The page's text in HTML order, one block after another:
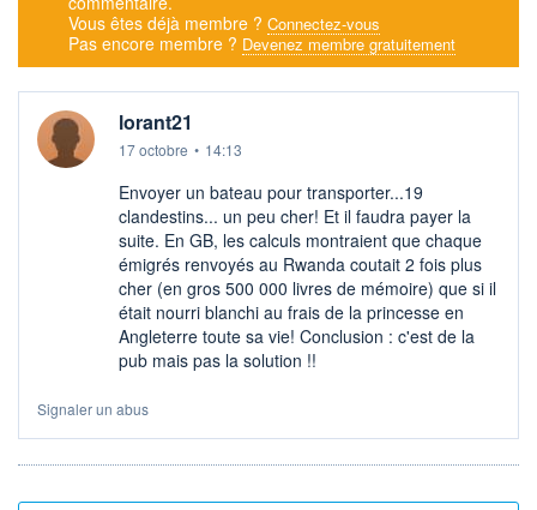
Vous êtes déjà membre ? Connectez-vous
Pas encore membre ? Devenez membre gratuitement
lorant21
17 octobre • 14:13
Envoyer un bateau pour transporter...19
clandestins... un peu cher! Et il faudra payer la
suite. En GB, les calculs montraient que chaque
émigrés renvoyés au Rwanda coutait 2 fois plus
cher (en gros 500 000 livres de mémoire) que si il
était nourri blanchi au frais de la princesse en
Angleterre toute sa vie! Conclusion : c'est de la
pub mais pas la solution !!
Signaler un abus